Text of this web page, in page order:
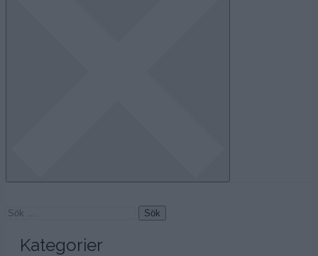
Sök
Kategorier